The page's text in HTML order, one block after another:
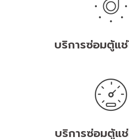
บริการซ่อมตู้แ
บริการซ่อมตู้แ